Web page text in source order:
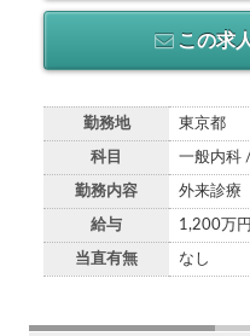
この求
勤務地 東京都
科目 一般内科
勤務内容 外来診療
給与 1,200万
当直有無 なし